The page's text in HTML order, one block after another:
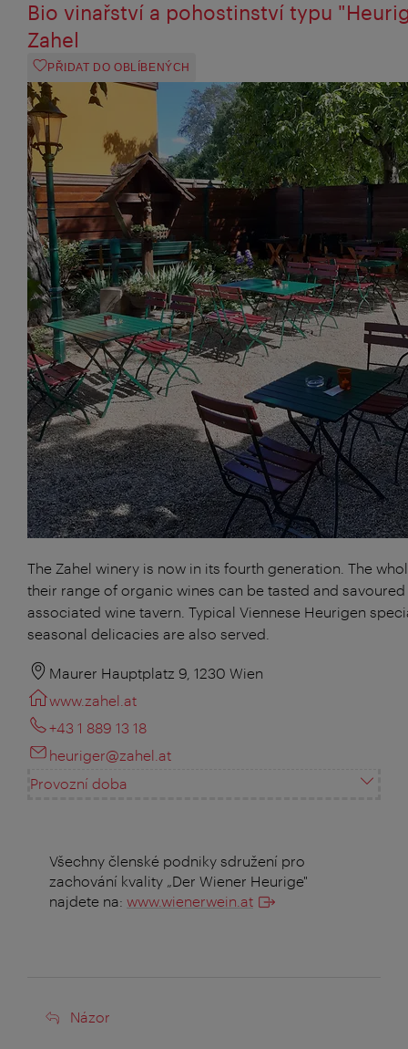
Bio vinařství a pohostinství typu
Zahel
PŘIDAT DO OBLÍBENÝCH
The Zahel winery is now in its fourth generation. The
their range of organic wines can be tasted and savoured
associated wine tavern. Typical Viennese Heurigen
seasonal delicacies are also served.
Maurer Hauptplatz 9, 1230 Wien
www.zahel.at
+43 1 889 13 18
heuriger@zahel.at
Provozní doba
Všechny členské podniky sdružení pro
zachování kvality „Der Wiener Heurige"
najdete na: www.wienerwein.at
Názor
Názor